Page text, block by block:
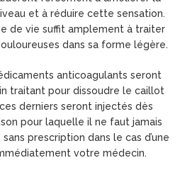
et à réduire cette sensation.
de vie suffit amplement à traiter
dans sa forme légère.
anticoagulants seront
traitant pour dissoudre le caillot
ces derniers seront injectés dès
pour laquelle il ne faut jamais
prescription dans le cas d’une
votre médecin.